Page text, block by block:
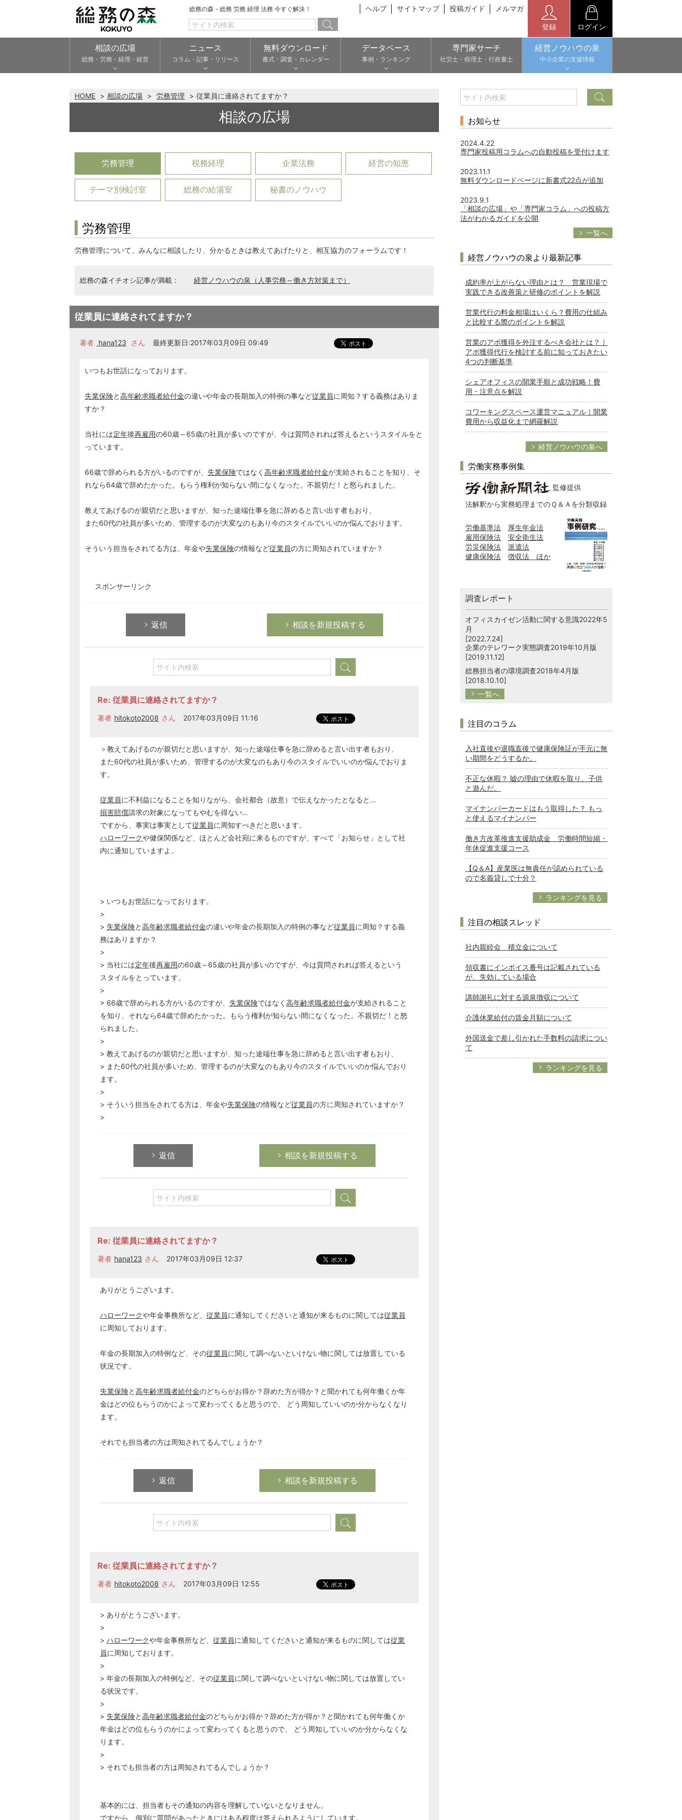
総務の森 - 総務 労務 経理 法務 今すぐ解決！ ヘルプ サイトマップ 投稿ガイド メルマガ
登録 ログイン
相談の広場
総務・労務・経理・経営
ニュース
コラム・記事・リリース
無料ダウンロード
書式・調査・カレンダー
データベース
事例・ランキング
専門家サーチ
社労士・税理士・行政書士
経営ノウハウの泉
中小企業の支援情報
HOME 相談の広場 労務管理 従業員に連絡されてますか？
相談の広場
労務管理 税務経理 企業法務 経営の知恵
テーマ別検討室 総務の給湯室 秘書のノウハウ
労務管理
労務管理について、みんなに相談したり、分かるときは教えてあげたりと、相互協力のフォーラムです！
総務の森イチオシ記事が満載： 経営ノウハウの泉（人事労務～働き方対策まで）
従業員に連絡されてますか？
著者 hana123 さん 最終更新日:2017年03月09日 09:49
いつもお世話になっております。
失業保険と高年齢求職者給付金の違いや年金の長期加入の特例の事など従業員に周知？する義務はありま
すか？
当社には定年後再雇用の60歳～65歳の社員が多いのですが、今は質問されれば答えるというスタイルをと
っています。
66歳で辞められる方がいるのですが、 失業保険ではなく 高年齢求職者給付金が支給されることを知り、そ
れなら64歳で辞めたかった。もらう権利が知らない間になくなった。不親切だ！と怒られました。
教えてあげるのが親切だと思いますが、知った途端仕事を急に辞めると言い出す者もおり、
また60代の社員が多いため、管理するのが大変なのもあり今のスタイルでいいのか悩んでおります。
そういう担当をされてる方は、年金や失業保険の情報など従業員の方に周知されていますか？
スポンサーリンク
返信 相談を新規投稿する
Re: 従業員に連絡されてますか？
著者 hitokoto2008 さん 2017年03月09日 11:16
＞教えてあげるのが親切だと思いますが、知った途端仕事を急に辞めると言い出す者もおり、
また60代の社員が多いため、管理するのが大変なのもあり今のスタイルでいいのか悩んでおりま
す。
従業員に不利益になることを知りながら、会社都合（故意）で伝えなかったとなると…
損害賠償請求の対象になってもやむを得ない…
ですから、事実は事実として従業員に周知すべきだと思います。
ハローワークや健保関係など、ほとんど会社宛に来るものですが、すべて「お知らせ」として社
内に通知していますよ。
> いつもお世話になっております。
>
> 失業保険と高年齢求職者給付金の違いや年金の長期加入の特例の事など従業員に周知？する義
務はありますか？
>
> 当社には定年後再雇用の60歳～65歳の社員が多いのですが、今は質問されれば答えるという
スタイルをとっています。
>
> 66歳で辞められる方がいるのですが、 失業保険ではなく 高年齢求職者給付金が支給されること
を知り、それなら64歳で辞めたかった。もらう権利が知らない間になくなった。不親切だ！と怒
られました。
>
> 教えてあげるのが親切だと思いますが、知った途端仕事を急に辞めると言い出す者もおり、
> また60代の社員が多いため、管理するのが大変なのもあり今のスタイルでいいのか悩んでおり
ます。
>
> そういう担当をされてる方は、年金や失業保険の情報など従業員の方に周知されていますか？
>
返信 相談を新規投稿する
Re: 従業員に連絡されてますか？
著者 hana123 さん 2017年03月09日 12:37
ありがとうございます。
ハローワークや年金事務所など、 従業員に通知してくださいと通知が来るものに関しては従業員
に周知しております。
年金の長期加入の特例など、その従業員に関して調べないといけない物に関しては放置している
状況です。
失業保険と高年齢求職者給付金のどちらがお得か？辞めた方が得か？と聞かれても何年働くか年
金はどの位もらうのかによって変わってくると思うので、 どう周知していいのか分からなくなり
ます。
それでも担当者の方は周知されてるんでしょうか？
返信 相談を新規投稿する
Re: 従業員に連絡されてますか？
著者 hitokoto2008 さん 2017年03月09日 12:55
> ありがとうございます。
>
> ハローワークや年金事務所など、 従業員に通知してくださいと通知が来るものに関しては従業
員に周知しております。
>
> 年金の長期加入の特例など、その従業員に関して調べないといけない物に関しては放置してい
る状況です。
>
> 失業保険と高年齢求職者給付金のどちらがお得か？辞めた方が得か？と聞かれても何年働くか
年金はどの位もらうのかによって変わってくると思うので、 どう周知していいのか分からなくな
ります。
>
> それでも担当者の方は周知されてるんでしょうか？
基本的には、担当者もその通知の内容を理解していないとなりません。
ですから、個別に質問があったときにはある程度は答えられるようにしています。
労務管理
経営の知恵
お知らせ
2024.4.22
専門家投稿用コラムへの自動投稿を受付けます
2023.11.1
無料ダウンロードページに新書式22点が追加
2023.9.1
「相談の広場」や「専門家コラム」への投稿方
法がわかるガイドを公開
一覧へ
経営ノウハウの泉より最新記事
成約率が上がらない理由とは？ 営業現場で
実践できる改善策と研修のポイントを解説
営業代行の料金相場はいくら？費用の仕組み
と比較する際のポイントを解説
営業のアポ獲得を外注するべき会社とは？｜
アポ獲得代行を検討する前に知っておきたい
4つの判断基準
シェアオフィスの開業手順と成功戦略！費
用・注意点を解説
コワーキングスペース運営マニュアル｜開業
費用から収益化まで網羅解説
経営ノウハウの泉へ
労働実務事例集
監修提供
法解釈から実務処理までのＱ＆Ａを分類収録
労働基準法
厚生年金法
雇用保険法
安全衛生法
労災保険法
派遣法
健康保険法
徴収法 ほか
調査レポート
オフィスカイゼン活動に関する意識2022年5
月
[2022.7.24]
企業のテレワーク実態調査2019年10月版
[2019.11.12]
総務担当者の環境調査2018年4月版
[2018.10.10]
一覧へ
注目のコラム
入社直後や退職直後で健康保険証が手元に無
い期間をどうするか。
不正な休暇？ 嘘の理由で休暇を取り、子供
と遊んだ。
マイナンバーカードはもう取得した？ もっ
と使えるマイナンバー
働き方改革推進支援助成金 労働時間短縮・
年休促進支援コース
【Q＆A】産業医は無責任が認められている
ので名義貸しで十分？
ランキングを見る
注目の相談スレッド
社内親睦会 積立金について
領収書にインボイス番号は記載されている
が、失効している場合
講師謝礼に対する源泉徴収について
介護休業給付の賃金月額について
外国送金で差し引かれた手数料の請求につい
て
ランキングを見る